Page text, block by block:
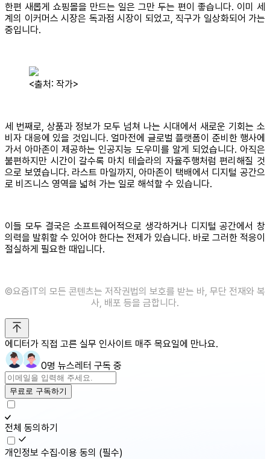
한편 새롭게 쇼핑몰을 만드는 일은 그만 두는 편이 좋습니다. 이미 세
계의 이커머스 시장은 독과점 시장이 되었고, 직구가 일상화되어 가는
중입니다.
<출처: 작가>
세 번째로, 상품과 정보가 모두 넘쳐 나는 시대에서 새로운 기회는 소
비자 대응에 있을 것입니다. 얼마전에 글로벌 플랫폼이 준비한 행사에
가서 아마존이 제공하는 인공지능 도우미를 알게 되었습니다. 아직은
불편하지만 시간이 갈수록 마치 테슬라의 자율주행처럼 편리해질 것
으로 보였습니다. 라스트 마일까지, 아마존이 택배에서 디지털 공간으
로 비즈니스 영역을 넓혀 가는 일로 해석할 수 있습니다.
이들 모두 결국은 소프트웨어적으로 생각하거나 디지털 공간에서 창
의력을 발휘할 수 있어야 한다는 전제가 있습니다. 바로 그러한 적응이
절실하게 필요한 때입니다.
©️요즘IT의 모든 콘텐츠는 저작권법의 보호를 받는 바, 무단 전재와 복
사, 배포 등을 금합니다.
에디터가 직접 고른 실무 인사이트 매주 목요일에 만나요.
0명 뉴스레터 구독 중
무료로 구독하기
전체 동의하기
개인정보 수집·이용 동의 (필수)